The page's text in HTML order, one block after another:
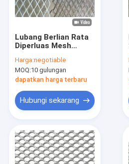
Produk
Lubang Berlian Rata
Diperluas Mesh
Halus SS304 SS316
DLL
Harga:negotiable
MOQ:10 gulungan
dapatkan harga terbaru
Hubungi sekarang